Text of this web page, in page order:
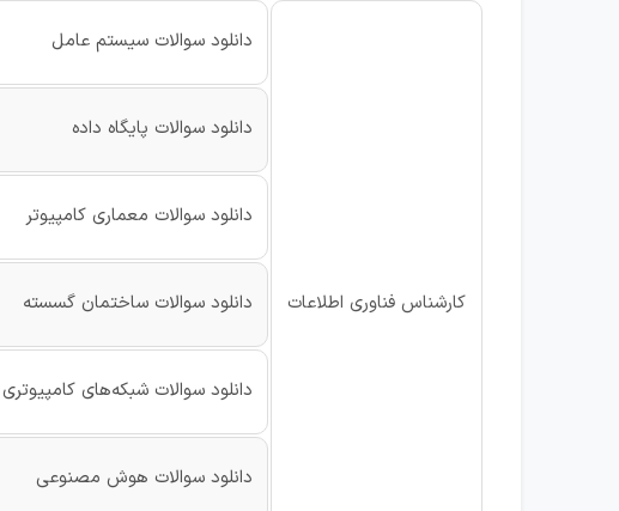
کارشناس فناوری اطلاعات
دانلود سوالات سیستم عامل
دانلود سوالات پایگاه داده
دانلود سوالات معماری کامپیوتر
دانلود سوالات ساختمان گسسته
دانلود سوالات شبکه‌های
دانلود سوالات هوش مصنوعی